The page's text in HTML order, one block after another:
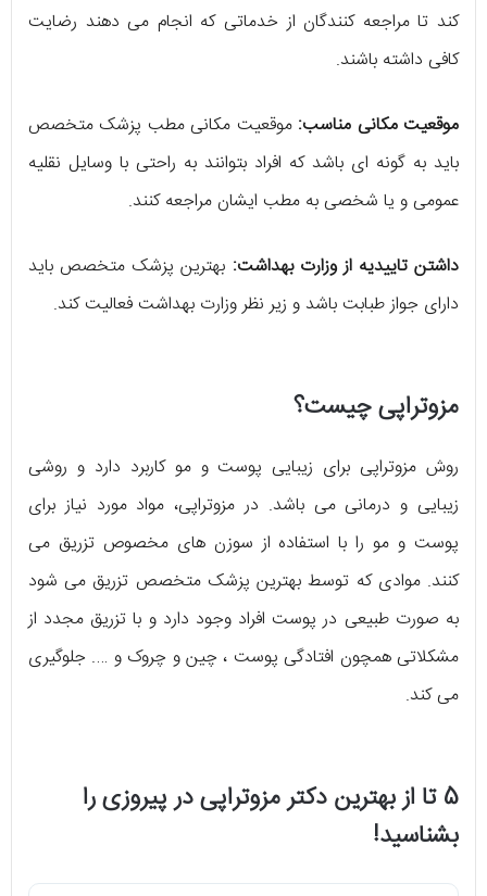
کند تا مراجعه کنندگان از خدماتی که انجام می دهند رضایت
کافی داشته باشند.
موقعیت مکانی مناسب: موقعیت مکانی مطب پزشک متخصص
باید به گونه ای باشد که افراد بتوانند به راحتی با وسایل نقلیه
عمومی و یا شخصی به مطب ایشان مراجعه کنند.
داشتن تاییدیه از وزارت بهداشت: بهترین پزشک متخصص باید
دارای جواز طبابت باشد و زیر نظر وزارت بهداشت فعالیت کند.
مزوتراپی چیست؟
روش مزوتراپی برای زیبایی پوست و مو کاربرد دارد و روشی
زیبایی و درمانی می باشد. در مزوتراپی، مواد مورد نیاز برای
پوست و مو را با استفاده از سوزن های مخصوص تزریق می
کنند. موادی که توسط بهترین پزشک متخصص تزریق می شود
به صورت طبیعی در پوست افراد وجود دارد و با تزریق مجدد از
مشکلاتی همچون افتادگی پوست ، چین و چروک و …. جلوگیری
می کند.
5 تا از بهترین دکتر مزوتراپی در پیروزی را
بشناسید!